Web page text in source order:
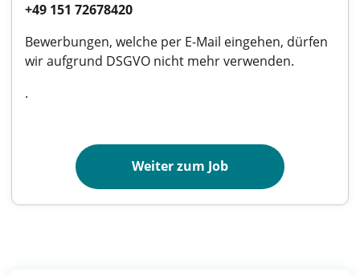
+49 151 72678420
Bewerbungen, welche per E-Mail eingehen, dürfen
wir aufgrund DSGVO nicht mehr verwenden.
.
Weiter zum Job